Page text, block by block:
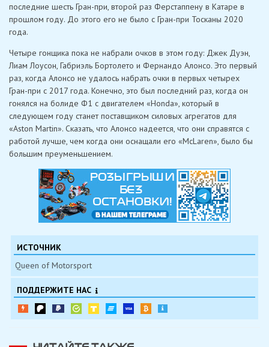
последние шесть Гран-при, второй раз Ферстаппену в Катаре в
прошлом году. До этого его не было с Гран-при Тосканы 2020
года.
Четыре гонщика пока не набрали очков в этом году: Джек Дуэн,
Лиам Лоусон, Габриэль Бортолето и Фернандо Алонсо. Это первый
раз, когда Алонсо не удалось набрать очки в первых четырех
Гран-при с 2017 года. Конечно, это был последний раз, когда он
гонялся на болиде Ф1 с двигателем «Honda», который в
следующем году станет поставщиком силовых агрегатов для
«Aston Martin». Сказать, что Алонсо надеется, что они справятся с
работой лучше, чем когда они оснащали его «McLaren», было бы
большим преуменьшением.
ИСТОЧНИК
Queen of Motorsport
ПОДДЕРЖИТЕ НАС